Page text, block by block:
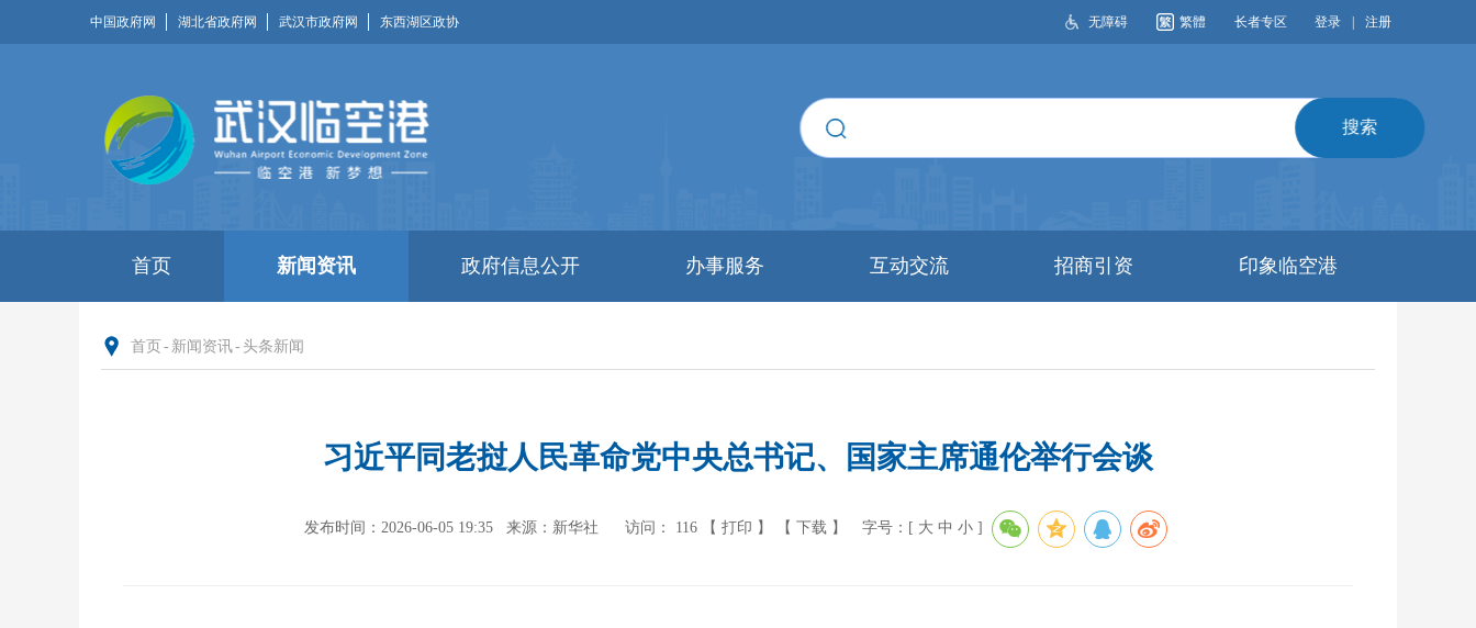
中国政府网 湖北省政府网 武汉市政府网 东西湖区政协 无障碍 繁體 长者专区 登录 注册
搜索
首页 新闻资讯 政府信息公开 办事服务 互动交流 招商引资 印象临空港
首页 - 新闻资讯- 头条新闻
习近平同老挝人民革命党中央总书记、国家主席通伦举行会谈
发布时间：2026-06-05 19:35 来源：新华社 访问： 116 【 打印 】 【 下载 】 字号：[ 大 中 小 ]